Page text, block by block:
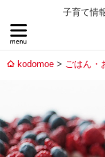
子育て情
kodomoe ごはん・